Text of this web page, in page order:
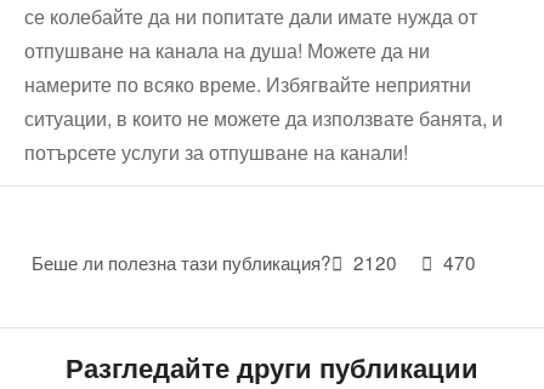
се колебайте да ни попитате дали имате нужда от
отпушване на канала на душа! Можете да ни
намерите по всяко време. Избягвайте неприятни
ситуации, в които не можете да използвате банята, и
потърсете услуги за отпушване на канали!
Беше ли полезна тази публикация? 2120 470
Разгледайте други публикации